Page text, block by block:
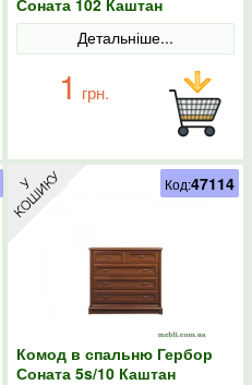
Детальніше...
1 грн.
Комод в спальню Гербор
Соната 5s/10 Каштан
Код:47114